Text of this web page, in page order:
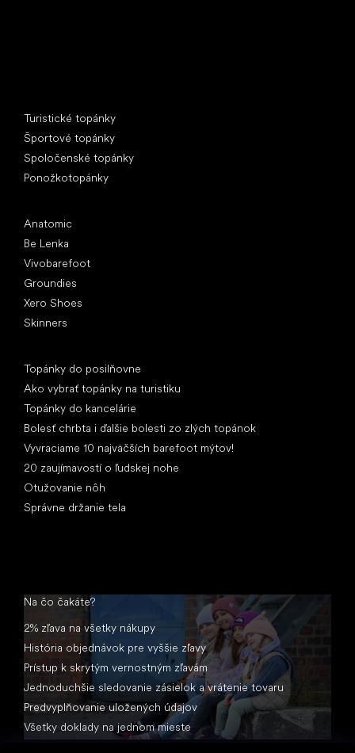
Turistické topánky
Športové topánky
Spoločenské topánky
Ponožkotopánky
Anatomic
Be Lenka
Vivobarefoot
Groundies
Xero Shoes
Skinners
Topánky do posilňovne
Ako vybrať topánky na turistiku
Topánky do kancelárie
Bolesť chrbta i ďalšie bolesti zo zlých topánok
Vyvraciame 10 najväčších barefoot mýtov!
20 zaujímavostí o ľudskej nohe
Otužovanie nôh
Správne držanie tela
Na čo čakáte?
2% zľava na všetky nákupy
História objednávok pre vyššie zľavy
Prístup k skrytým vernostným zľavám
Jednoduchšie sledovanie zásielok a vrátenie tovaru
Predvyplňovanie uložených údajov
Všetky doklady na jednom mieste